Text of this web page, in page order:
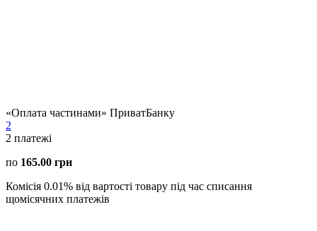
«Оплата частинами» ПриватБанку
2
2 платежі
по 165.00 грн
Комісія 0.01% від вартості товару під час списання
щомісячних платежів